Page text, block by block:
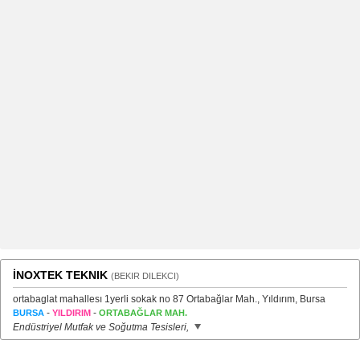
İNOXTEK TEKNIK (BEKIR DILEKCI)
ortabaglat mahallesı 1yerli sokak no 87 Ortabağlar Mah., Yıldırım, Bursa
BURSA - YILDIRIM - ORTABAĞLAR MAH.
Endüstriyel Mutfak ve Soğutma Tesisleri,